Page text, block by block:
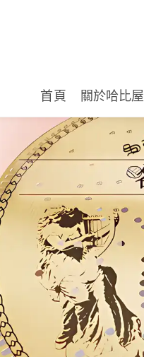
首頁 關於哈比屋